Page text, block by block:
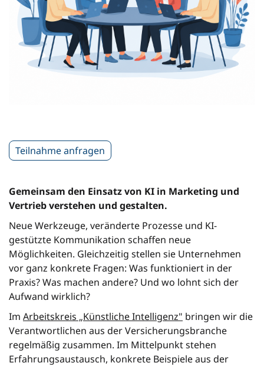
Teilnahme anfragen
Gemeinsam den Einsatz von KI in Marketing und
Vertrieb verstehen und gestalten.
Neue Werkzeuge, veränderte Prozesse und KI-
gestützte Kommunikation schaffen neue
Möglichkeiten. Gleichzeitig stellen sie Unternehmen
vor ganz konkrete Fragen: Was funktioniert in der
Praxis? Was machen andere? Und wo lohnt sich der
Aufwand wirklich?
Im Arbeitskreis „Künstliche Intelligenz" bringen wir die
Verantwortlichen aus der Versicherungsbranche
regelmäßig zusammen. Im Mittelpunkt stehen
Erfahrungsaustausch, konkrete Beispiele aus der